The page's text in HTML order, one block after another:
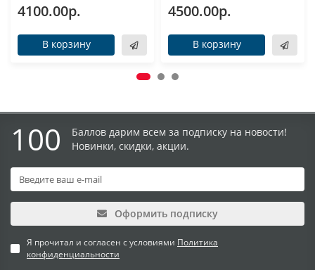
4100.00р.
В корзину
4500.00р.
В корзину
100
Баллов дарим всем за подписку на новости!
Новинки, скидки, акции.
Оформить подписку
Я прочитал и согласен с условиями Политика
конфиденциальности